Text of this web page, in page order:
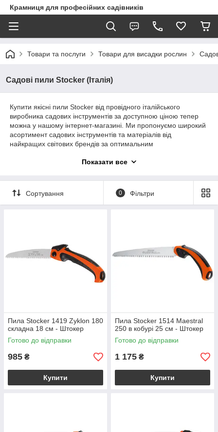
Крамниця для професійних садівників
Товари та послуги Товари для висадки рослин
Садові пили Stocker (Італія)
Купити якісні пили Stocker від провідного італійського
виробника садових інструментів за доступною ціною тепер
можна у нашому інтернет-магазині. Ми пропонуємо широкий
асортимент садових інструментів та матеріалів від
найкращих світових брендів за оптимальним
оформлення замовлень та доставку товару до будь-якого
Показати все
Сортування 0 Фільтри
Пила Stocker 1419 Zyklon 180
складна 18 см - Штокер
Готово до відправки
985 ₴
Купити
Пила Stocker 1514 Maestral
250 в кобурі 25 см - Штокер
Готово до відправки
1 175 ₴
Купити